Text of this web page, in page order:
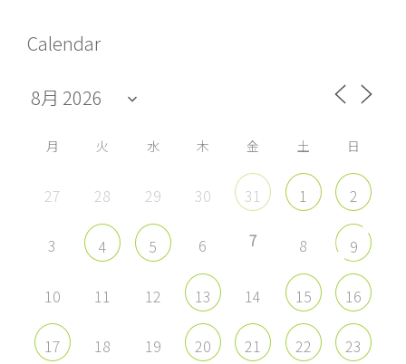
ィ
ー
を
Facebook
示
ィ
ー
を
Twitter
ィ
ー
を
Instagram
YouTube
示
Calendar
月 火 水 木 金 土 日
27 28 29 30 31 1 2
3 4 5 6 7 8 9
10 11 12 13 14 15 16
17 18 19 20 21 22 23